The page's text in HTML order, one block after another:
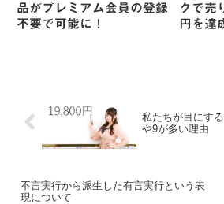
品がプレミアム会員の登録
不要で可能に！
クで売
円を達
私たちが目にす
や9が多い理由
不言実行から派生した有言実行という表
現について